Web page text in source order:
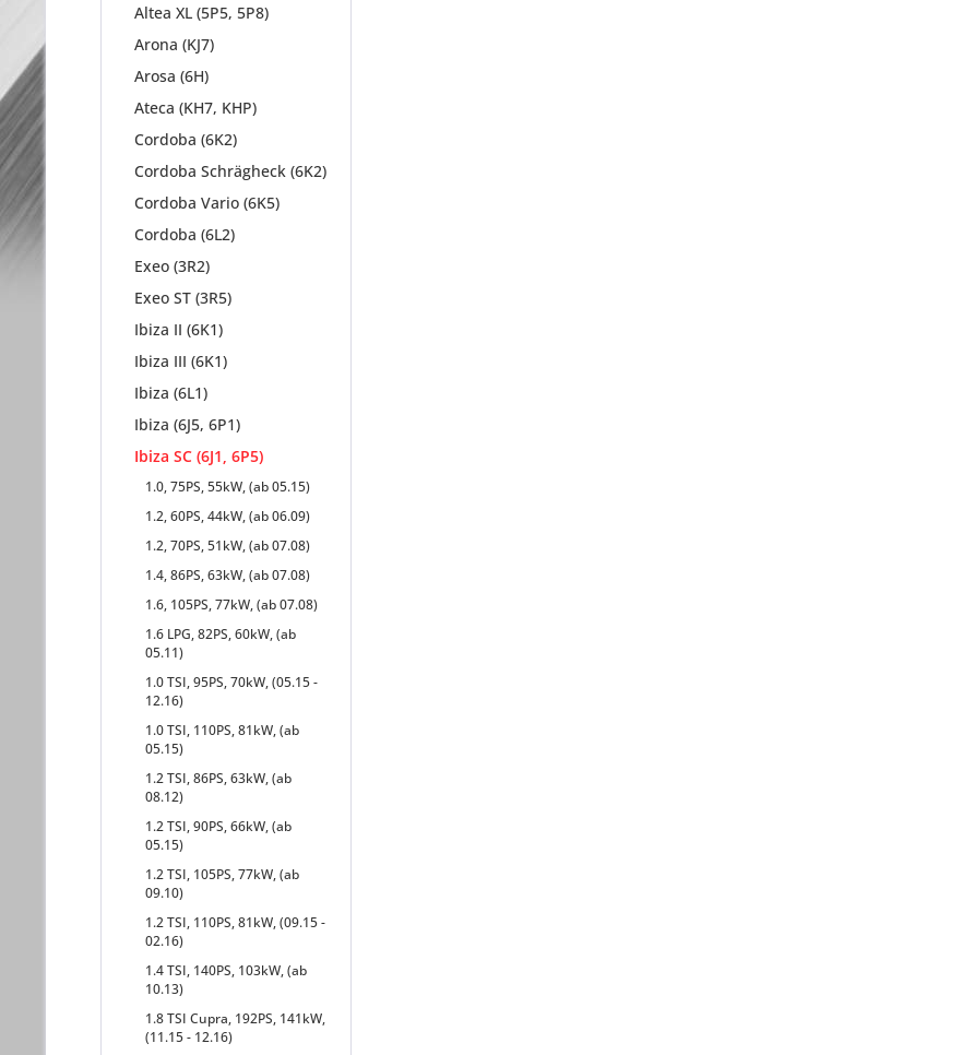
Altea XL (5P5, 5P8)
Arona (KJ7)
Arosa (6H)
Ateca (KH7, KHP)
Cordoba (6K2)
Cordoba Schrägheck (6K2)
Cordoba Vario (6K5)
Cordoba (6L2)
Exeo (3R2)
Exeo ST (3R5)
Ibiza II (6K1)
Ibiza III (6K1)
Ibiza (6L1)
Ibiza (6J5, 6P1)
Ibiza SC (6J1, 6P5)
1.0, 75PS, 55kW, (ab 05.15)
1.2, 60PS, 44kW, (ab 06.09)
1.2, 70PS, 51kW, (ab 07.08)
1.4, 86PS, 63kW, (ab 07.08)
1.6, 105PS, 77kW, (ab 07.08)
1.6 LPG, 82PS, 60kW, (ab
05.11)
1.0 TSI, 95PS, 70kW, (05.15 -
12.16)
1.0 TSI, 110PS, 81kW, (ab
05.15)
1.2 TSI, 86PS, 63kW, (ab
08.12)
1.2 TSI, 90PS, 66kW, (ab
05.15)
1.2 TSI, 105PS, 77kW, (ab
09.10)
1.2 TSI, 110PS, 81kW, (09.15 -
02.16)
1.4 TSI, 140PS, 103kW, (ab
10.13)
1.8 TSI Cupra, 192PS, 141kW,
(11.15 - 12.16)